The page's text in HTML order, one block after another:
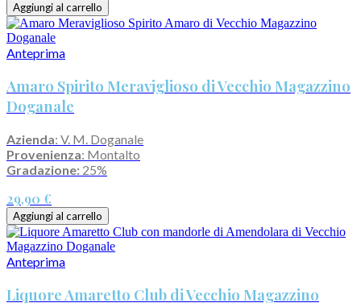
Aggiungi al carrello
Anteprima
Amaro Spirito Meraviglioso di Vecchio Magazzino
Doganale
Azienda: V. M. Doganale
Provenienza: Montalto
Gradazione: 25%
29,90 €
Aggiungi al carrello
Anteprima
Liquore Amaretto Club di Vecchio Magazzino